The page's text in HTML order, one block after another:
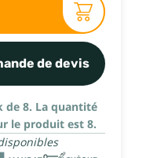
de devis
de 8. La quantité
le produit est 8.